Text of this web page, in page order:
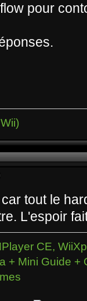
pour
tout le
L'espoir
CE,
+ Mini Guide +